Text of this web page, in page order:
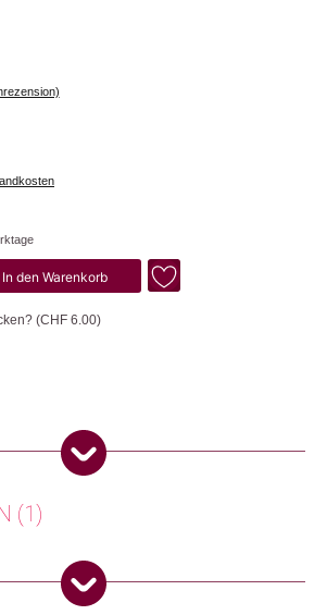
In den Warenkorb
(CHF 6.00)
du dir, wenn du dich nicht für einen Riegel
der beliebtesten Schokoladen als Riegel in der
Rocks, Menschenliebe: Dunkle Schokolade mit
mit mindestens 35% Kakao, Schwarz:
(1)
(Verifizierter Käufer)